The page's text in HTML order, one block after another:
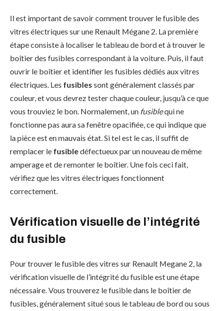
Il est important de savoir comment trouver le fusible des
vitres électriques sur une Renault Mégane 2. La première
étape consiste à localiser le tableau de bord et à trouver le
boîtier des fusibles correspondant à la voiture. Puis, il faut
ouvrir le boîtier et identifier les fusibles dédiés aux vitres
électriques. Les fusibles sont généralement classés par
couleur, et vous devrez tester chaque couleur, jusqu’à ce que
vous trouviez le bon. Normalement, un fusiblequi ne
fonctionne pas aura sa fenêtre opacifiée, ce qui indique que
la pièce est en mauvais état. Si tel est le cas, il suffit de
remplacer le fusibledéfectueux par un nouveau de même
amperage et de remonter le boîtier. Une fois ceci fait,
vérifiez que les vitres électriques fonctionnent
correctement.
Vérification visuelle de l’intégrité
du fusible
Pour trouver le fusible des vitres sur Renault Megane 2, la
vérification visuelle de l’intégrité du fusible est une étape
nécessaire. Vous trouverez le fusible dans le boîtier de
fusibles, généralement situé sous le tableau de bord ou sous